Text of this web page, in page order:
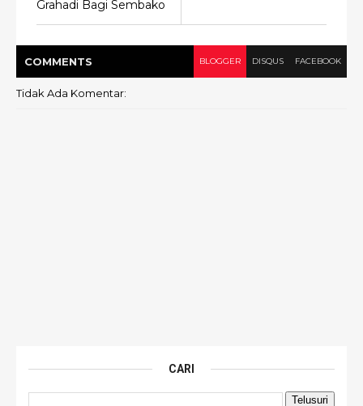
Grahadi Bagi Sembako
COMMENTS BLOGGER DISQUS FACEBOOK
Tidak Ada Komentar:
CARI